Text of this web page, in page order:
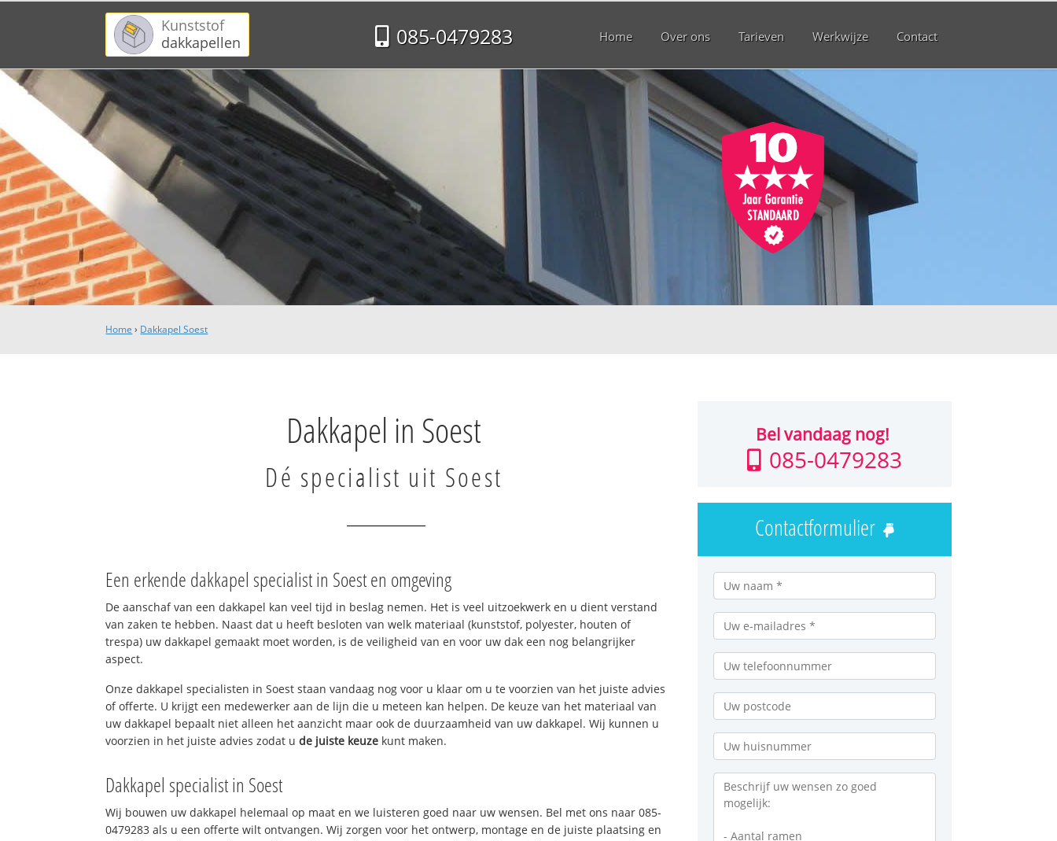
Kunststof
dakkapellen
085-0479283 Home Over ons Tarieven Werkwijze Contact
Home › Dakkapel Soest
Dakkapel in Soest
Dé specialist uit Soest
Een erkende dakkapel specialist in Soest en omgeving
De aanschaf van een dakkapel kan veel tijd in beslag nemen. Het is veel uitzoekwerk en u dient verstand
van zaken te hebben. Naast dat u heeft besloten van welk materiaal (kunststof, polyester, houten of
trespa) uw dakkapel gemaakt moet worden, is de veiligheid van en voor uw dak een nog belangrijker
aspect.
Onze dakkapel specialisten in Soest staan vandaag nog voor u klaar om u te voorzien van het juiste advies
of offerte. U krijgt een medewerker aan de lijn die u meteen kan helpen. De keuze van het materiaal van
uw dakkapel bepaalt niet alleen het aanzicht maar ook de duurzaamheid van uw dakkapel. Wij kunnen u
voorzien in het juiste advies zodat ude juiste keuze kunt maken.
Dakkapel specialist in Soest
Wij bouwen uw dakkapel helemaal op maat en we luisteren goed naar uw wensen. Bel met ons naar 085-
0479283 als u een offerte wilt ontvangen. Wij zorgen voor het ontwerp, montage en de juiste plaatsing en
Bel vandaag nog!
085-0479283
Contactformulier